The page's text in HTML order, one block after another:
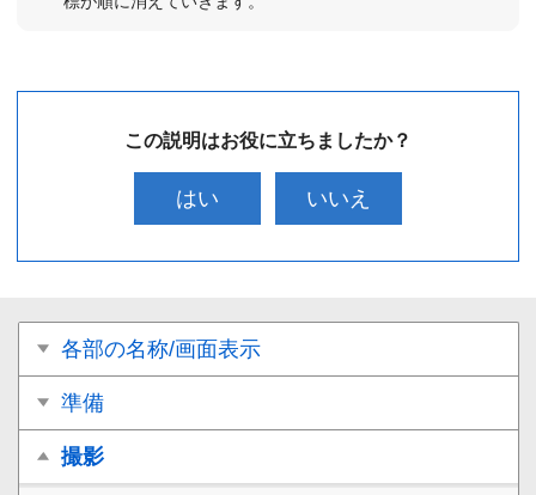
この説明はお役に立ちましたか？
はい いいえ
各部の名称/画面表示
準備
撮影